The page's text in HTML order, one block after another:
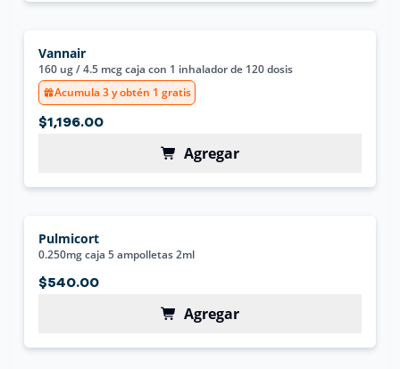
Vannair
160 ug / 4.5 mcg caja con 1 inhalador de 120 dosis
Acumula 3 y obtén 1 gratis
$1,196.00
Agregar
Pulmicort
0.250mg caja 5 ampolletas 2ml
$540.00
Agregar